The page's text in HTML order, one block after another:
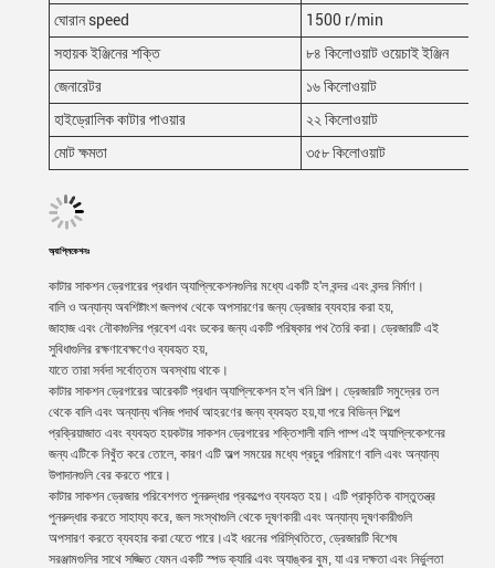
ঘোরান speed
1500 r/min
সহায়ক ইঞ্জিনের শক্তি
৮৪ কিলোওয়াট ওয়েচাই ইঞ্জিন
জেনারেটর
১৬ কিলোওয়াট
হাইড্রোলিক কাটার পাওয়ার
২২ কিলোওয়াট
মোট ক্ষমতা
৩৫৮ কিলোওয়াট
অ্যাপ্লিকেশনঃ
কাটার সাকশন ড্রেগারের প্রধান অ্যাপ্লিকেশনগুলির মধ্যে একটি হ'ল বন্দর এবং বন্দর নির্মাণ।
বালি ও অন্যান্য অবশিষ্টাংশ জলপথ থেকে অপসারণের জন্য ড্রেজার ব্যবহার করা হয়,
জাহাজ এবং নৌকাগুলির প্রবেশ এবং ডকের জন্য একটি পরিষ্কার পথ তৈরি করা। ড্রেজারটি এই
সুবিধাগুলির রক্ষণাবেক্ষণেও ব্যবহৃত হয়,
যাতে তারা সর্বদা সর্বোত্তম অবস্থায় থাকে।
কাটার সাকশন ড্রেগারের আরেকটি প্রধান অ্যাপ্লিকেশন হ'ল খনি শিল্প। ড্রেজারটি সমুদ্রের তল
থেকে বালি এবং অন্যান্য খনিজ পদার্থ আহরণের জন্য ব্যবহৃত হয়,যা পরে বিভিন্ন শিল্পে
প্রক্রিয়াজাত এবং ব্যবহৃত হয়কটার সাকশন ড্রেগারের শক্তিশালী বালি পাম্প এই অ্যাপ্লিকেশনের
জন্য এটিকে নিখুঁত করে তোলে, কারণ এটি অল্প সময়ের মধ্যে প্রচুর পরিমাণে বালি এবং অন্যান্য
উপাদানগুলি বের করতে পারে।
কাটার সাকশন ড্রেজার পরিবেশগত পুনরুদ্ধার প্রকল্পেও ব্যবহৃত হয়। এটি প্রাকৃতিক বাস্তুতন্ত্র
পুনরুদ্ধার করতে সাহায্য করে, জল সংস্থাগুলি থেকে দূষণকারী এবং অন্যান্য দূষণকারীগুলি
অপসারণ করতে ব্যবহার করা যেতে পারে।এই ধরনের পরিস্থিতিতে, ড্রেজারটি বিশেষ
সরঞ্জামগুলির সাথে সজ্জিত যেমন একটি স্পড ক্যারি এবং অ্যাঙ্কর বুম, যা এর দক্ষতা এবং নির্ভুলতা